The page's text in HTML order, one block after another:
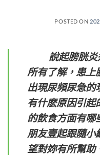
POSTED ON
說起膀胱炎
所有了解，患上
出現尿頻尿急的
有什麽原因引起
的飲食方面有哪
朋友壹起跟隨小
望對妳有所幫助